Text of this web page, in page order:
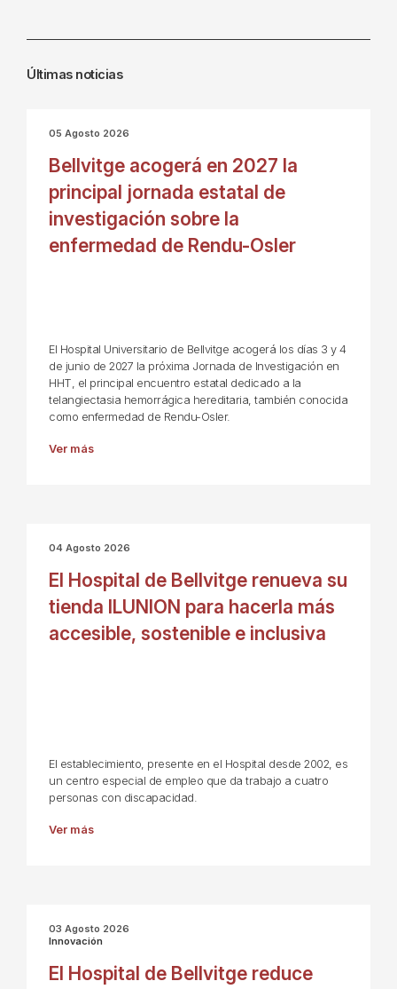
Últimas noticias
05 Agosto 2026
Bellvitge acogerá en 2027 la
principal jornada estatal de
investigación sobre la
enfermedad de Rendu-Osler
El Hospital Universitario de Bellvitge acogerá los días 3 y 4
de junio de 2027 la próxima Jornada de Investigación en
HHT, el principal encuentro estatal dedicado a la
telangiectasia hemorrágica hereditaria, también conocida
como enfermedad de Rendu-Osler.
Ver más
04 Agosto 2026
El Hospital de Bellvitge renueva su
tienda ILUNION para hacerla más
accesible, sostenible e inclusiva
El establecimiento, presente en el Hospital desde 2002, es
un centro especial de empleo que da trabajo a cuatro
personas con discapacidad.
Ver más
03 Agosto 2026
Innovación
El Hospital de Bellvitge reduce